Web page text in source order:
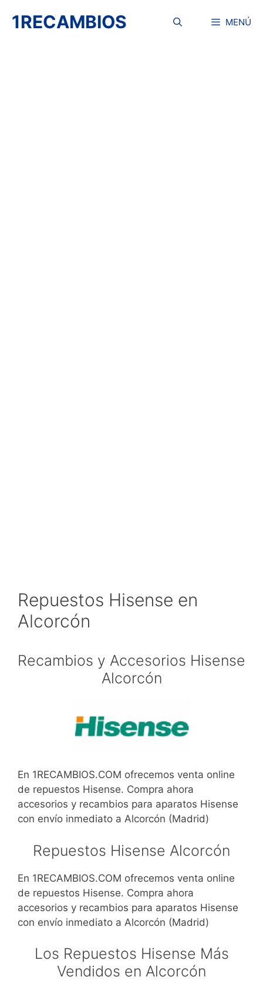
1RECAMBIOS MENÚ
Repuestos Hisense en
Alcorcón
Recambios y Accesorios Hisense
Alcorcón
En 1RECAMBIOS.COM ofrecemos venta online
de repuestos Hisense. Compra ahora
accesorios y recambios para aparatos Hisense
con envío inmediato a Alcorcón (Madrid)
Repuestos Hisense Alcorcón
En 1RECAMBIOS.COM ofrecemos venta online
de repuestos Hisense. Compra ahora
accesorios y recambios para aparatos Hisense
con envío inmediato a Alcorcón (Madrid)
Los Repuestos Hisense Más
Vendidos en Alcorcón